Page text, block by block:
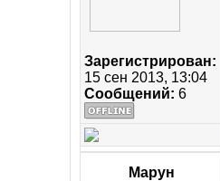
Зарегистрирован:
15 сен 2013, 13:04
Сообщений: 6
Марун